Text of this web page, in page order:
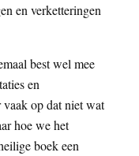
en verketteringen
best wel mee
en
op dat niet wat
hoe we het
boek een